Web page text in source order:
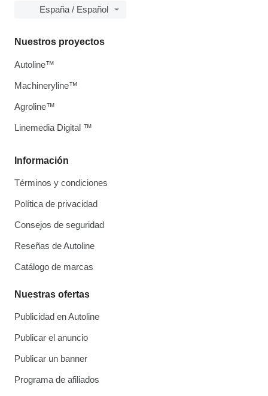
España / Español
Información
Términos y condiciones
Política de privacidad
Consejos de seguridad
Reseñas de Autoline
Catálogo de marcas
Nuestras ofertas
Publicidad en Autoline
Publicar el anuncio
Publicar un banner
Programa de afiliados
Nuestros proyectos
Autoline™
Machineryline™
Agroline™
Linemedia Digital ™